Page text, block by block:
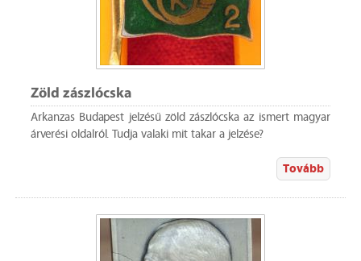
Zöld zászlócska
Arkanzas Budapest jelzésű zöld zászlócska az ismert magyar
árverési oldalról. Tudja valaki mit takar a jelzése?
Tovább